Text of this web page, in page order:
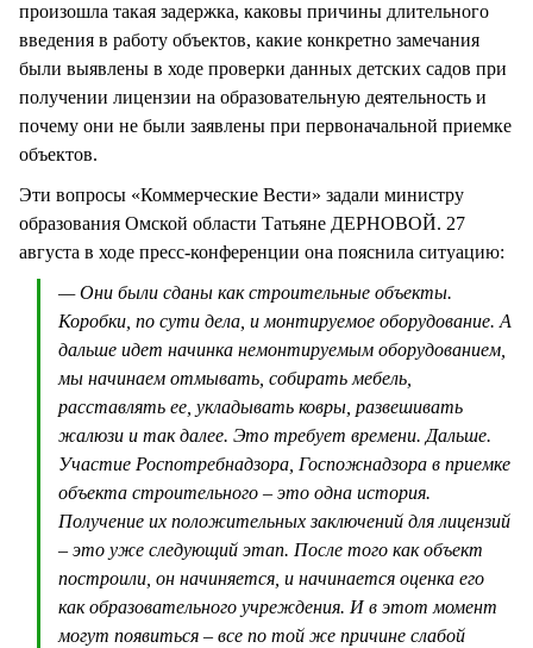
произошла такая задержка, каковы причины длительного
введения в работу объектов, какие конкретно замечания
были выявлены в ходе проверки данных детских садов при
получении лицензии на образовательную деятельность и
почему они не были заявлены при первоначальной приемке
объектов.
Эти вопросы «Коммерческие Вести» задали министру
образования Омской области Татьяне ДЕРНОВОЙ. 27
августа в ходе пресс-конференции она пояснила ситуацию:
— Они были сданы как строительные объекты.
Коробки, по сути дела, и монтируемое оборудование. А
дальше идет начинка немонтируемым оборудованием,
мы начинаем отмывать, собирать мебель,
расставлять ее, укладывать ковры, развешивать
жалюзи и так далее. Это требует времени. Дальше.
Участие Роспотребнадзора, Госпожнадзора в приемке
объекта строительного – это одна история.
Получение их положительных заключений для лицензий
– это уже следующий этап. После того как объект
построили, он начиняется, и начинается оценка его
как образовательного учреждения. И в этот момент
могут появиться – все по той же причине слабой